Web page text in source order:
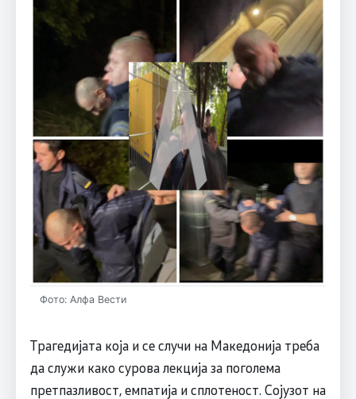
Фото: Алфа Вести
Трагедијата која и се случи на Македонија треба
да служи како сурова лекција за поголема
претпазливост, емпатија и сплотеност. Сојузот на